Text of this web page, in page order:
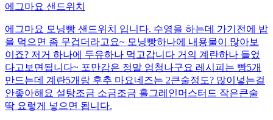
에그마요 샌드위치
에그마요 모닝빵 샌드위치 입니다. 수영을 하는데 가기전에 밥
을 먹으면 좀 무겁더라고요~ 모닝빵하나에 내용물이 많아보
이죠? 저거 하나에 두유하나 먹고갑니다 거의 계란하나 들었
다고보면됩니다~ 포만감은 정말 엄청나구요 레시피는 빵5개
만드는데 계란5개랑 후추 마요네즈는 2큰술정도? 많이넣는걸
안좋아해요 설탕조금 소금조금 홀그레인머스터드 작은큰술
딱 요렇게 넣으면 됩니다.